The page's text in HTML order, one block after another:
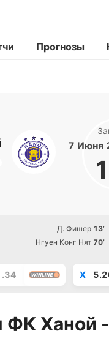
Прогнозы
7 Июня
1
Д. Фишер 13’
Нгуен Конг Нят 70’
X
ФК